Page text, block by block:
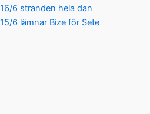
16/6 stranden hela dan
15/6 lämnar Bize för Sete